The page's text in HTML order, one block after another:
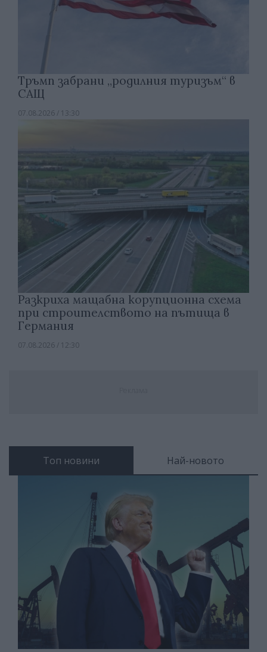
Тръмп забрани „родилния туризъм“ в
САЩ
07.08.2026 / 13:30
Разкриха мащабна корупционна схема
при строителството на пътища в
Германия
07.08.2026 / 12:30
Топ новини Най-новото